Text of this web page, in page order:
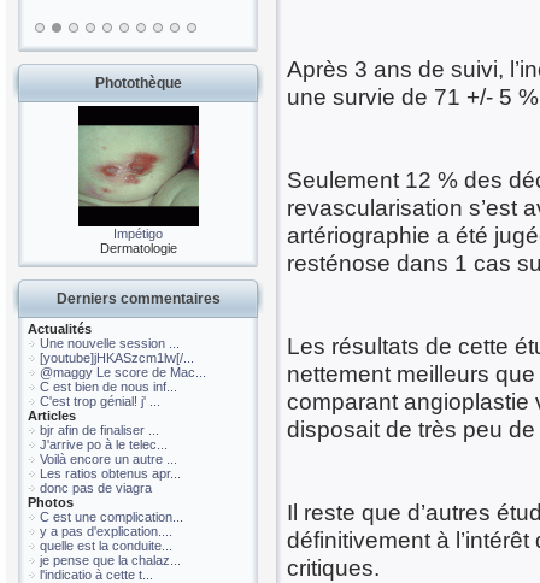
Photothèque
Impétigo
Dermatologie
Derniers commentaires
Actualités
Une nouvelle session ...
[youtube]jHKASzcm1lw[/...
@maggy Le score de Mac...
C est bien de nous inf...
C'est trop génial! j' ...
Articles
bjr afin de finaliser ...
J'arrive po à le telec...
Voilà encore un autre ...
Les ratios obtenus apr...
donc pas de viagra
Photos
C est une complication...
y a pas d'explication....
quelle est la conduite...
je pense que la chalaz...
l'indicatio à cette t...
Après 3 ans de suivi,
une survie de 71 +/- 5
Seulement 12 % des
revascularisation s’est
artériographie a été
resténose dans 1 cas
Les résultats de cette
nettement meilleurs
comparant angioplastie
disposait de très peu
Il reste que d’autres
définitivement à
critiques.